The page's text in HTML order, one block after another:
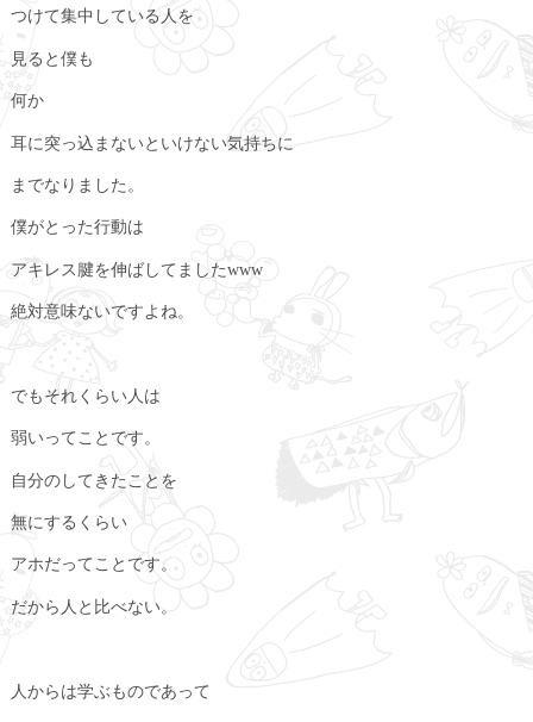
つけて集中している人を
見ると僕も
何か
耳に突っ込まないといけない気持ちに
までなりました。
僕がとった行動は
アキレス腱を伸ばしてましたwww
絶対意味ないですよね。
でもそれくらい人は
弱いってことです。
自分のしてきたことを
無にするくらい
アホだってことです。
だから人と比べない。
人からは学ぶものであって